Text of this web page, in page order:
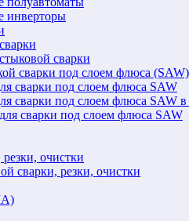
инверторы
сварки
сварки под слоем флюса (SAW)
сварки под слоем флюса SAW
сварки под слоем флюса SAW в
сварки под слоем флюса SAW
очистки
сварки, резки, очистки